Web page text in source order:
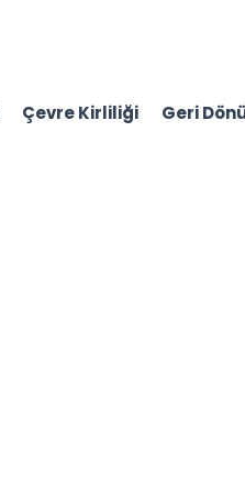
Çevre Kirliliği Geri